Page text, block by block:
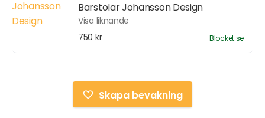
Barstolar Johansson Design
Visa liknande
750 kr
Blocket.se
Skapa bevakning